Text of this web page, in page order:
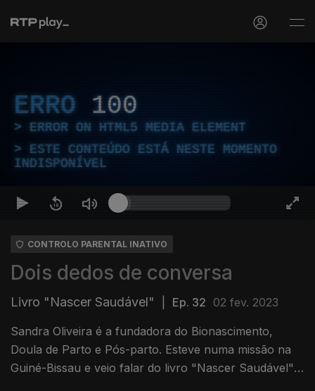
ERRO 100
ERROR ON HTML5 MEDIA ELEMENT
ESTE CONTEÚDO ESTÁ NESTE MOMENTO
INDISPONÍVEL
CONTROLO PARENTAL INATIVO
Dois dedos de conversa
Livro "Nascer Saudável" Ep. 32 02 fev. 2023
Sandra Oliveira é a fundadora do Bionascimento,
Doula de Parto e Pós-parto. Esteve numa missão na
Guiné-Bissau e veio falar do livro "Nascer Saudável",